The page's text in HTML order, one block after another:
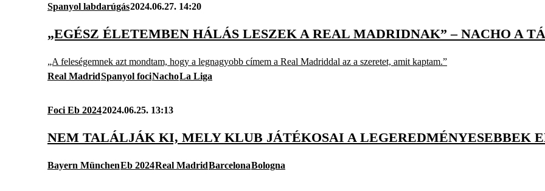
Spanyol labdarúgás2024.06.27. 14:20
„EGÉSZ ÉLETEMBEN HÁLÁS LESZEK A REAL MADRIDNAK” – NACHO A
„A feleségemnek azt mondtam, hogy a legnagyobb címem a Real Madriddal az a szeretet, amit kaptam.”
Real MadridSpanyol fociNachoLa Liga
Foci Eb 20242024.06.25. 13:13
NEM TALÁLJÁK KI, MELY KLUB JÁTÉKOSAI A LEGEREDMÉNYESEBBEK
Bayern MünchenEb 2024Real MadridBarcelonaBologna